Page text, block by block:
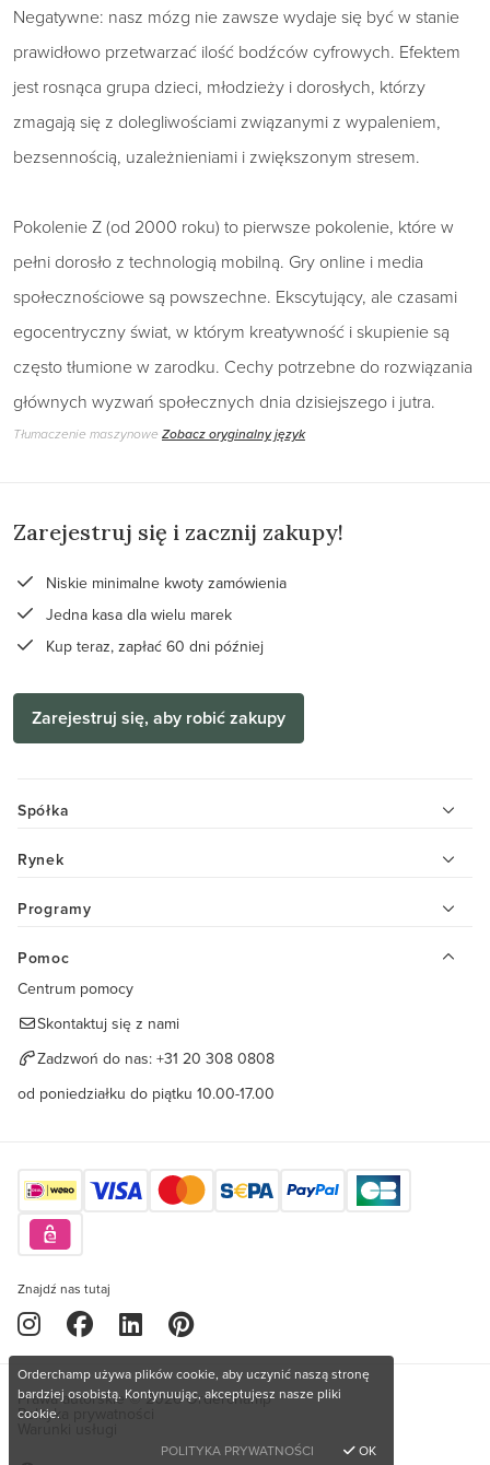
Negatywne: nasz mózg nie zawsze wydaje się być w stanie
prawidłowo przetwarzać ilość bodźców cyfrowych. Efektem
jest rosnąca grupa dzieci, młodzieży i dorosłych, którzy
zmagają się z dolegliwościami związanymi z wypaleniem,
bezsennością, uzależnieniami i zwiększonym stresem.
Pokolenie Z (od 2000 roku) to pierwsze pokolenie, które w
pełni dorosło z technologią mobilną. Gry online i media
społecznościowe są powszechne. Ekscytujący, ale czasami
egocentryczny świat, w którym kreatywność i skupienie są
często tłumione w zarodku. Cechy potrzebne do rozwiązania
głównych wyzwań społecznych dnia dzisiejszego i jutra.
Tłumaczenie maszynowe Zobacz oryginalny język
Zarejestruj się i zacznij zakupy!
Niskie minimalne kwoty zamówienia
Jedna kasa dla wielu marek
Kup teraz, zapłać 60 dni później
Zarejestruj się, aby robić zakupy
Spółka
Rynek
Programy
Pomoc
Centrum pomocy
Skontaktuj się z nami
Zadzwoń do nas: +31 20 308 0808
od poniedziałku do piątku 10.00-17.00
Znajdź nas tutaj
Prawa autorskie © 2026 Orderchamp
Polityka prywatności
Orderchamp używa plików cookie, aby uczynić naszą stronę
bardziej osobistą. Kontynuując, akceptujesz nasze pliki
cookie.
POLITYKA PRYWATNOŚCI
OK